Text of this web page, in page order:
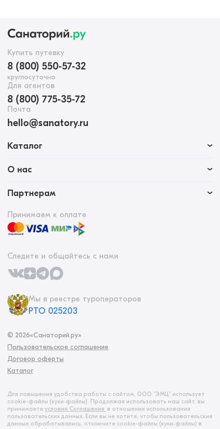
Купить путевку
8 (800) 550-57-32
круглосуточно
Для агентов
8 (800) 775-35-72
Почта
hello@sanatory.ru
Каталог
О нас
Партнерам
Принимаем к оплате
Следите и общайтесь с нами
Мы в реестре туроператоров
РТО 025203
© 2026«Санаторий.ру»
Пользовательское соглашение
Договор оферты
Каталог
Для повышения удобства работы с сайтом, ООО "ЭМЦ" использует
cookie-файлы (куки‑файлы). Продолжая использовать наш сайт, вы
принимаете условия Соглашения в отношении использования
пользовательских данных. Если вы не хотите, чтобы пользовательские
данные обрабатывались, отключите cookie-файлы (куки‑файлы) в